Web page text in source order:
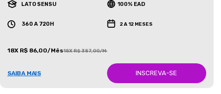
LATO SENSU 100% EAD
360 A 720H 2 A 12 MESES
18X R$ 86,00/Mês18X R$ 387,00/Mês
SAIBA MAIS INSCREVA-SE